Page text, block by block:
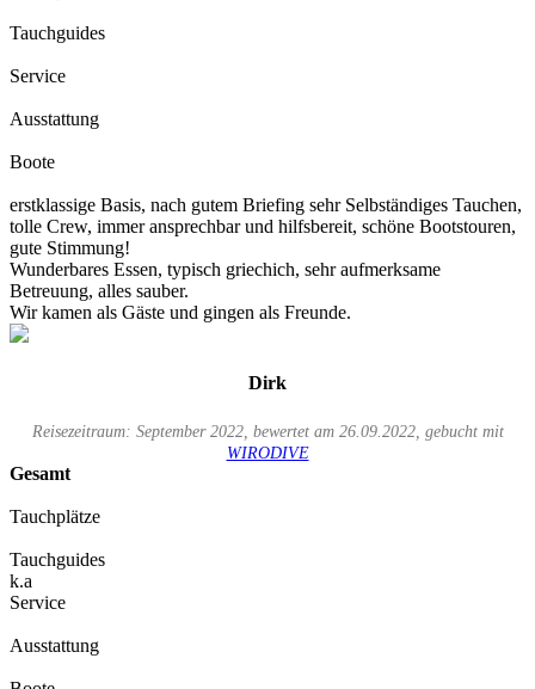
Tauchguides
Service
Ausstattung
Boote
erstklassige Basis, nach gutem Briefing sehr Selbständiges Tauchen,
tolle Crew, immer ansprechbar und hilfsbereit, schöne Bootstouren,
gute Stimmung!
Wunderbares Essen, typisch griechich, sehr aufmerksame
Betreuung, alles sauber.
Wir kamen als Gäste und gingen als Freunde.
Dirk
Reisezeitraum: September 2022, bewertet am 26.09.2022, gebucht mit
WIRODIVE
Gesamt
Tauchplätze
Tauchguides
k.a
Service
Ausstattung